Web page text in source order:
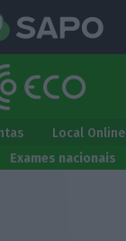
Local Online
Exames nacionais